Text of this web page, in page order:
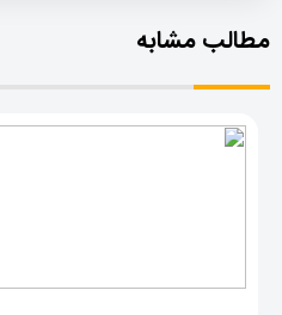
مطالب مشابه